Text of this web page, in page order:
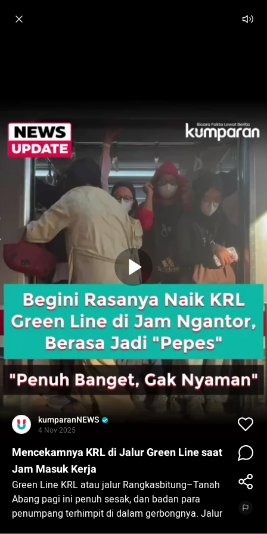
kumparanNEWS
4 Nov 2025
Mencekamnya KRL di Jalur Green Line saat
Jam Masuk Kerja
Green Line KRL atau jalur Rangkasbitung–Tanah
Abang pagi ini penuh sesak, dan badan para
penumpang terhimpit di dalam gerbongnya. Jalur